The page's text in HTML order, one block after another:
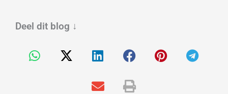
Deel dit blog ↓